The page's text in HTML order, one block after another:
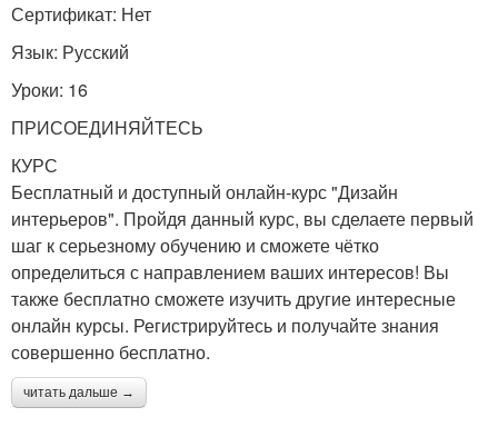
Сертификат: Нет
Язык: Русский
Уроки: 16
ПРИСОЕДИНЯЙТЕСЬ
КУРС
Бесплатный и доступный онлайн-курс "Дизайн
интерьеров". Пройдя данный курс, вы сделаете первый
шаг к серьезному обучению и сможете чётко
определиться с направлением ваших интересов! Вы
также бесплатно сможете изучить другие интересные
онлайн курсы. Регистрируйтесь и получайте знания
совершенно бесплатно.
читать дальше →